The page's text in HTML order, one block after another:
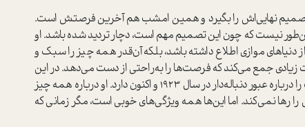
تصمیم نهایی‌اش را بگیرد و همین امشب هم آخرین فرصتش است.
نیست که چون این تصمیم مهم است، دچار تردید شده باشد. او
دنیاهای موازی اطلاع داشته باشد، بلکه آن‌قدر همه چیز را سبک و
جمع می‌کند که فرصت‌ها را به‌راحتی از دست می‌دهد. در این
جمع هشت نفره، او تنها کسی است که بیشترین اطلاعات را درباره عبور دنباله‌دار در سال 1923 و اکنون دارد. او درباره همه چیز
رها نمی‌کند. اما این‌ها همه ویژگی‌های خوبی است، مگر زمانی که